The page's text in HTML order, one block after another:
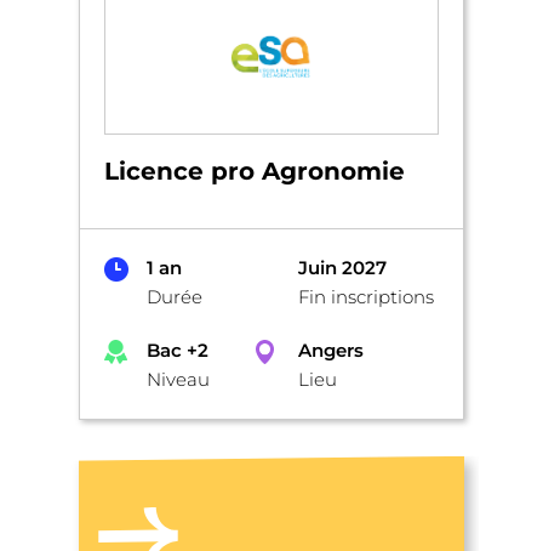
Licence pro Agronomie
1 an
Durée
Juin 2027
Fin inscriptions
Bac +2
Niveau
Angers
Lieu